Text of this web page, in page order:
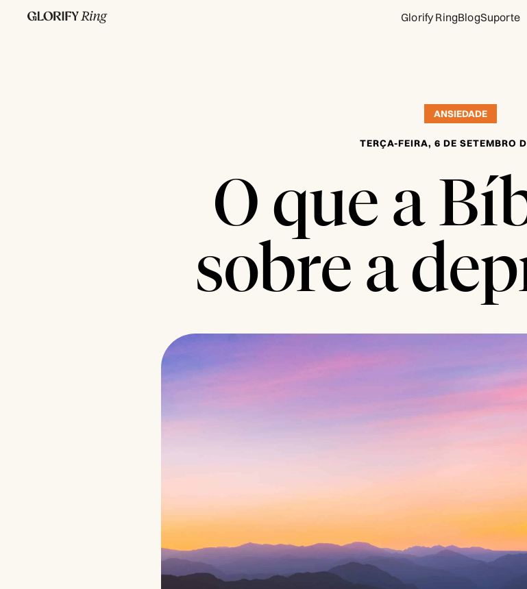
Glorify RingBlogSuporte
ANSIEDADE
TERÇA-FEIRA, 6 DE SETEMBRO
O que a
sobre a